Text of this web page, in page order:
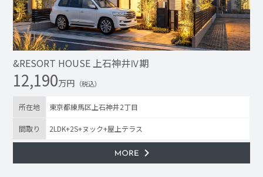
&RESORT HOUSE 上石神井Ⅳ期
12,190万円 （税込）
所在地 東京都練馬区上石神井2丁目
間取り 2LDK+2S+ヌック+屋上テラス